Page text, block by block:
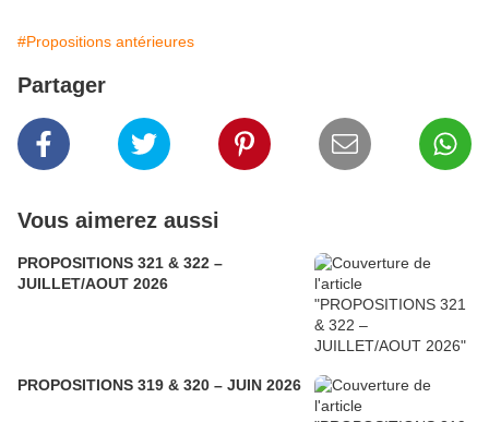
#Propositions antérieures
Partager
Vous aimerez aussi
PROPOSITIONS 321 & 322 –
JUILLET/AOUT 2026
PROPOSITIONS 319 & 320 – JUIN 2026